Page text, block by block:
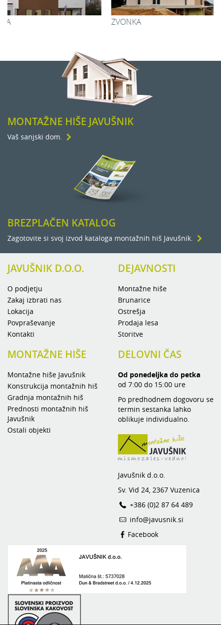
MONTAŽNE HIŠE JAVUŠNIK
Vaš sanjski dom.
BREZPLAČEN KATALOG
Zagotovite si svoj izvod kataloga montažnih hiš Javušnik.
JAVUŠNIK D.O.O.
O podjetju
Zakaj izbrati nas
Lokacija
Povpraševanje
Kontakti
DEJAVNOSTI
Montažne hiše
Brunarice
Ostrešja
Prodaja lesa
Storitve
MONTAŽNE HIŠE
Montažne hiše Javušnik
Konstrukcija montažnih hiš
Gradnja montažnih hiš
Prednosti montažnih hiš
Javušnik
Ostali objekti
DELOVNI ČAS
Od ponedeljka do petka
od 7:00 do 15:00 ure
Po predhodnem dogovoru se
termin sestanka lahko
oblikuje individualno.
Javušnik d.o.o.
Sv. Vid 24, 2367 Vuzenica
+386 (0)2 87 64 489
info@javusnik.si
Facebook